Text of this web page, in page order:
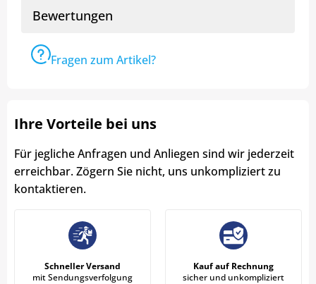
Bewertungen
Fragen zum Artikel?
Ihre Vorteile bei uns
Für jegliche Anfragen und Anliegen sind wir jederzeit
erreichbar. Zögern Sie nicht, uns unkompliziert zu
kontaktieren.
Schneller Versand
mit Sendungsverfolgung
Kauf auf Rechnung
sicher und unkompliziert